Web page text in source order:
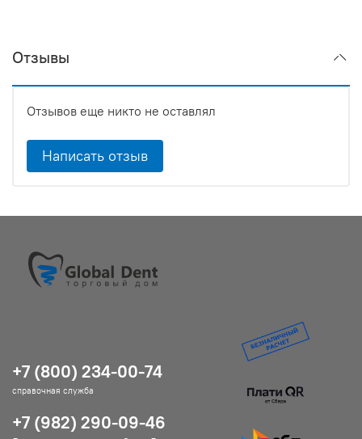
Отзывы
Отзывов еще никто не оставлял
Написать отзыв
+7 (800) 234-00-74
справочная служба
+7 (982) 290-09-46